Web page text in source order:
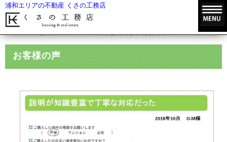
浦和エリアの不動産 くさの工務店
説明が知
お客様の声